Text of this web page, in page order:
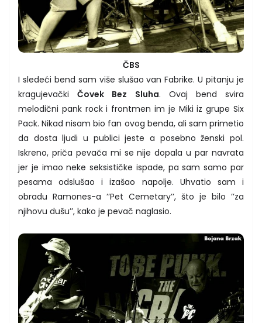
ČBS
I sledeći bend sam više slušao van Fabrike. U pitanju je
kragujevačkiČovek Bez Sluha. Ovaj bend svira
melodični pank rock i frontmen im je Miki iz grupe Six
Pack. Nikad nisam bio fan ovog benda, ali sam primetio
da dosta ljudi u publici jeste a posebno ženski pol.
Iskreno, priča pevača mi se nije dopala u par navrata
jer je imao neke seksističke ispade, pa sam samo par
pesama odslušao i izašao napolje. Uhvatio sam i
obradu Ramones-a ’’Pet Cemetary’’, što je bilo ’’za
njihovu dušu’’, kako je pevač naglasio.